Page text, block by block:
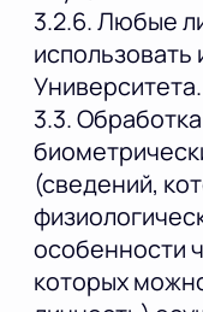
3.2.6. Любые
Университета.
3.3.
(сведений,
особенности
которых